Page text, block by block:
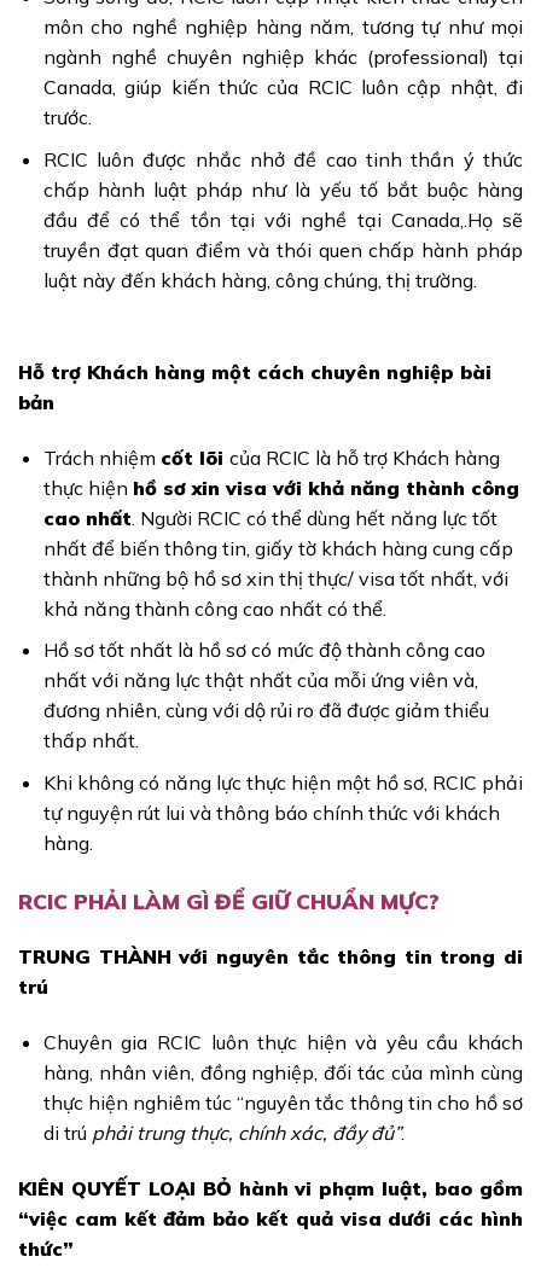
môn cho nghề nghiệp hàng năm, tương tự như mọi
ngành nghề chuyên nghiệp khác (professional) tại
Canada, giúp kiến thức của RCIC luôn cập nhật, đi
trước.
RCIC luôn được nhắc nhở đề cao tinh thần ý thức
chấp hành luật pháp như là yếu tố bắt buộc hàng
đầu để có thể tồn tại với nghề tại Canada,.Họ sẽ
truyền đạt quan điểm và thói quen chấp hành pháp
luật này đến khách hàng, công chúng, thị trường.
Hỗ trợ Khách hàng một cách chuyên nghiệp bài
bản
Trách nhiệm cốt lõi của RCIC là hỗ trợ Khách hàng
thực hiện hồ sơ xin visa với khả năng thành công
cao nhất . Người RCIC có thể dùng hết năng lực tốt
nhất để biến thông tin, giấy tờ khách hàng cung cấp
thành những bộ hồ sơ xin thị thực/ visa tốt nhất, với
khả năng thành công cao nhất có thể.
Hồ sơ tốt nhất là hồ sơ có mức độ thành công cao
nhất với năng lực thật nhất của mỗi ứng viên và,
đương nhiên, cùng với dộ rủi ro đã được giảm thiểu
thấp nhất.
Khi không có năng lực thực hiện một hồ sơ, RCIC phải
tự nguyện rút lui và thông báo chính thức với khách
hàng.
RCIC PHẢI LÀM GÌ ĐỂ GIỮ CHUẨN MỰC?
TRUNG THÀNH với nguyên tắc thông tin trong di
trú
Chuyên gia RCIC luôn thực hiện và yêu cầu khách
hàng, nhân viên, đồng nghiệp, đối tác của mình cùng
thực hiện nghiêm túc “nguyên tắc thông tin cho hồ sơ
di trú phải trung thực, chính xác, đầy đủ”.
KIÊN QUYẾT LOẠI BỎ hành vi phạm luật, bao gồm
“việc cam kết đảm bảo kết quả visa dưới các hình
thức”